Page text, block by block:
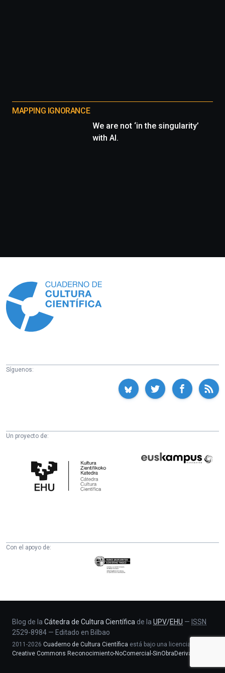
MAPPING IGNORANCE
We are not ‘in the singularity’
with AI.
Síguenos:
Un proyecto de:
Cultura
Científica
Fundazioa
Con el apoyo de:
Eusko
Jaurlaritza
eta
Berrikuntza
saila
Blog de la Cátedra de Cultura Científica de la UPV/EHU — ISSN
2529-8984 — Editado en Bilbao
2011-2026 Cuaderno de Cultura Científica está bajo una licencia
Creative Commons Reconocimiento-NoComercial-SinObraDerivada 4.0